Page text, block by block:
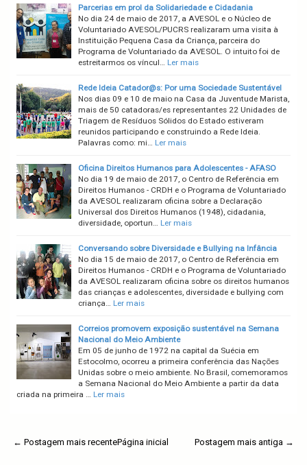
Parcerias em prol da Solidariedade e Cidadania
No dia 24 de maio de 2017, a AVESOL e o Núcleo de
Voluntariado AVESOL/PUCRS realizaram uma visita à
Instituição Pequena Casa da Criança, parceira do
Programa de Voluntariado da AVESOL. O intuito foi de
estreitarmos os víncul… Ler mais
Rede Ideia Catador@s: Por uma Sociedade Sustentável
Nos dias 09 e 10 de maio na Casa da Juventude Marista,
mais de 50 catadoras/es representantes 22 Unidades de
Triagem de Resíduos Sólidos do Estado estiveram
reunidos participando e construindo a Rede Ideia.
Palavras como: mi… Ler mais
Oficina Direitos Humanos para Adolescentes - AFASO
No dia 19 de maio de 2017, o Centro de Referência em
Direitos Humanos - CRDH e o Programa de Voluntariado
da AVESOL realizaram oficina sobre a Declaração
Universal dos Direitos Humanos (1948), cidadania,
diversidade, oportun… Ler mais
Conversando sobre Diversidade e Bullying na Infância
No dia 15 de maio de 2017, o Centro de Referência em
Direitos Humanos - CRDH e o Programa de Voluntariado
da AVESOL realizaram oficina sobre os direitos humanos
das crianças e adolescentes, diversidade e bullying com
criança… Ler mais
Correios promovem exposição sustentável na Semana
Nacional do Meio Ambiente
Em 05 de junho de 1972 na capital da Suécia em
Estocolmo, ocorreu a primeira conferência das Nações
Unidas sobre o meio ambiente. No Brasil, comemoramos
a Semana Nacional do Meio Ambiente a partir da data
criada na primeira … Ler mais
← Postagem mais recente Postagem mais antiga →
Página inicial